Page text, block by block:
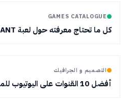
GAMES CATALOGUE
كل ما تحتاج معرفته حول لعبة VALORANT ( فالورنت )
التصميم و الجرافيك
أفضل 10 القنوات على اليوتيوب للمصممين و الديزاينرز